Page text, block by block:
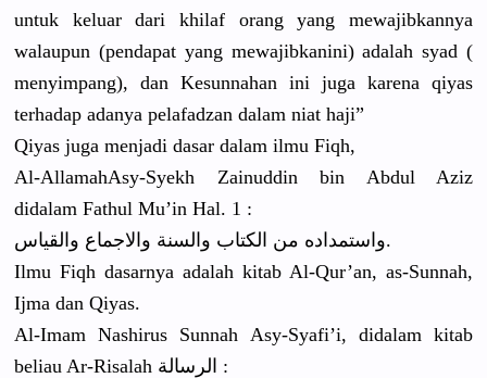
untuk keluar dari khilaf orang yang mewajibkannya
walaupun (pendapat yang mewajibkanini) adalah syad (
menyimpang), dan Kesunnahan ini juga karena qiyas
terhadap adanya pelafadzan dalam niat haji”
Qiyas juga menjadi dasar dalam ilmu Fiqh,
Al-AllamahAsy-Syekh Zainuddin bin Abdul Aziz
didalam Fathul Mu’in Hal. 1 :
واستمداده من الكتاب والسنة والاجماع والقياس.
Ilmu Fiqh dasarnya adalah kitab Al-Qur’an, as-Sunnah,
Ijma dan Qiyas.
Al-Imam Nashirus Sunnah Asy-Syafi’i, didalam kitab
beliau Ar-Risalah
الرسالة :